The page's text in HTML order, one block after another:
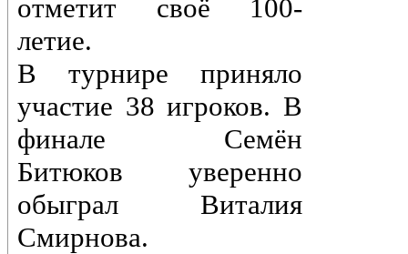
отметит своё 100-
летие.
В турнире приняло
участие 38 игроков. В
финале Семён
Битюков уверенно
обыграл Виталия
Смирнова.